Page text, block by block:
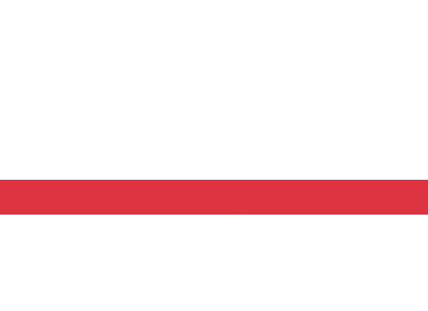
Get up to 50% Royalties